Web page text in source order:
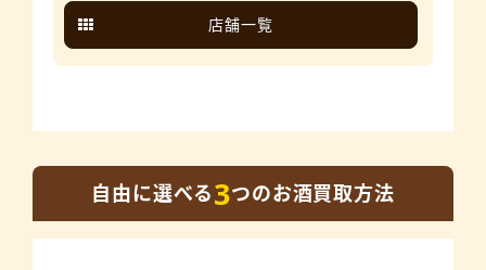
店舗一覧
自由に選べる3つのお酒買取方法